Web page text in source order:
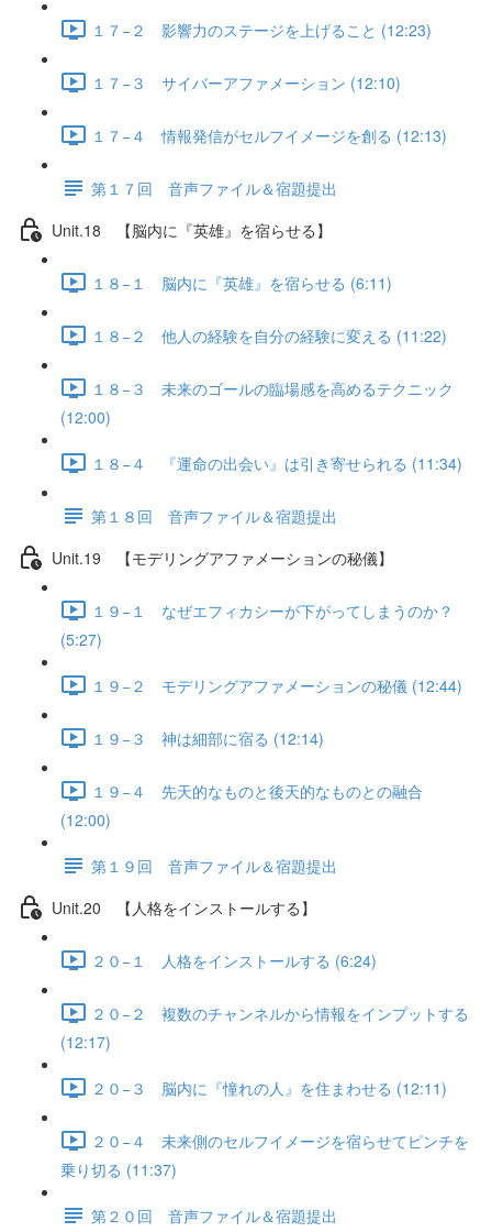
１７−２ 影響力のステージを上げること (12:23)
１７−３ サイバーアファメーション (12:10)
１７−４ 情報発信がセルフイメージを創る (12:13)
第１７回 音声ファイル＆宿題提出
Unit.18 【脳内に『英雄』を宿らせる】
１８−１ 脳内に『英雄』を宿らせる (6:11)
１８−２ 他人の経験を自分の経験に変える (11:22)
１８−３ 未来のゴールの臨場感を高めるテクニック
(12:00)
１８−４ 『運命の出会い』は引き寄せられる (11:34)
第１８回 音声ファイル＆宿題提出
Unit.19 【モデリングアファメーションの秘儀】
１９−１ なぜエフィカシーが下がってしまうのか？
(5:27)
１９−２ モデリングアファメーションの秘儀 (12:44)
１９−３ 神は細部に宿る (12:14)
１９−４ 先天的なものと後天的なものとの融合
(12:00)
第１９回 音声ファイル＆宿題提出
Unit.20 【人格をインストールする】
２０−１ 人格をインストールする (6:24)
２０−２ 複数のチャンネルから情報をインプットする
(12:17)
２０−３ 脳内に『憧れの人』を住まわせる (12:11)
２０−４ 未来側のセルフイメージを宿らせてピンチを
乗り切る (11:37)
第２０回 音声ファイル＆宿題提出